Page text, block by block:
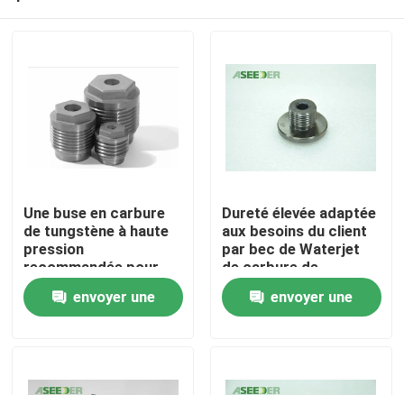
Maison
À propos de nous
Une buse en carbure
de tungstène à haute
pression
recommandée pour
les applications
industriellesenvoyer une
Dureté élevée adaptée
aux besoins du client
par bec de Waterjet
de carbure de
tungstène de Aseeder
avec
envoyer une